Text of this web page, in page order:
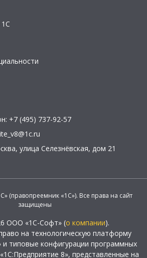
+7 (495) 737-92-57
, улица Селезнёвская, дом 21
(правопреемник «1С»). Все права на сайт
защищены
ООО «1С-Софт» (о компании).
на технологическую платформу
и типовые конфигурации программных
8», представленные на